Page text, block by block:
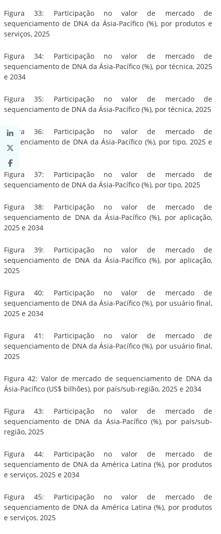
Figura 33: Participação no valor de mercado de
sequenciamento de DNA da Ásia-Pacífico (%), por produtos e
serviços, 2025
Figura 34: Participação no valor de mercado de
sequenciamento de DNA da Ásia-Pacífico (%), por técnica, 2025
e 2034
Figura 35: Participação no valor de mercado de
sequenciamento de DNA da Ásia-Pacífico (%), por técnica, 2025
Figura 36: Participação no valor de mercado de
sequenciamento de DNA da Ásia-Pacífico (%), por tipo, 2025 e
2034
Figura 37: Participação no valor de mercado de
sequenciamento de DNA da Ásia-Pacífico (%), por tipo, 2025
Figura 38: Participação no valor de mercado de
sequenciamento de DNA da Ásia-Pacífico (%), por aplicação,
2025 e 2034
Figura 39: Participação no valor de mercado de
sequenciamento de DNA da Ásia-Pacífico (%), por aplicação,
2025
Figura 40: Participação no valor de mercado de
sequenciamento de DNA da Ásia-Pacífico (%), por usuário final,
2025 e 2034
Figura 41: Participação no valor de mercado de
sequenciamento de DNA da Ásia-Pacífico (%), por usuário final,
2025
Figura 42: Valor de mercado de sequenciamento de DNA da
Ásia-Pacífico (US$ bilhões), por país/sub-região, 2025 e 2034
Figura 43: Participação no valor de mercado de
sequenciamento de DNA da Ásia-Pacífico (%), por país/sub-
região, 2025
Figura 44: Participação no valor de mercado de
sequenciamento de DNA da América Latina (%), por produtos
e serviços, 2025 e 2034
Figura 45: Participação no valor de mercado de
sequenciamento de DNA da América Latina (%), por produtos
e serviços, 2025